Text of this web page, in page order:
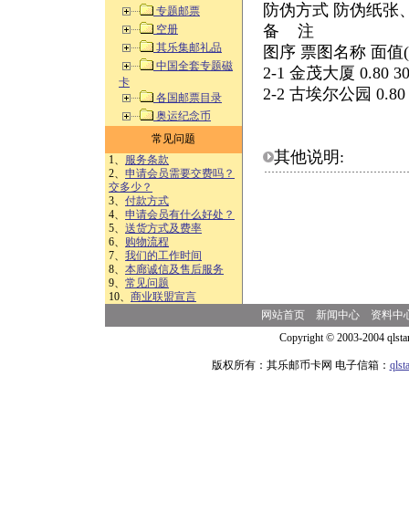
专题邮票
空册
其乐集邮礼品
中国全套专题磁
卡
各国邮票目录
奥运纪念币
常见问题
1、 服务条款
2、 申请会员需要交费吗？
交多少？
3、 付款方式
4、 申请会员有什么好处？
5、 送货方式及费率
6、 购物流程
7、 我们的工作时间
8、 本廊诚信及售后服务
9、 常见问题
10、 商业联盟宣言
防伪方式 防伪纸张
备 注
图序 票图名称 面
2-1 金茂大厦 0.80
2-2 古埃尔公园
其他说明:
网站首页 新闻中心
资料中
Copyright © 2003-2004
版权所有：其乐邮币卡网 电子信箱：